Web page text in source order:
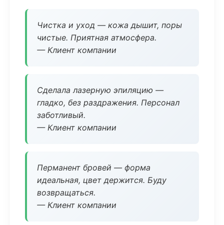
Чистка и уход — кожа дышит, поры
чистые. Приятная атмосфера.
— Клиент компании
Сделала лазерную эпиляцию —
гладко, без раздражения. Персонал
заботливый.
— Клиент компании
Перманент бровей — форма
идеальная, цвет держится. Буду
возвращаться.
— Клиент компании